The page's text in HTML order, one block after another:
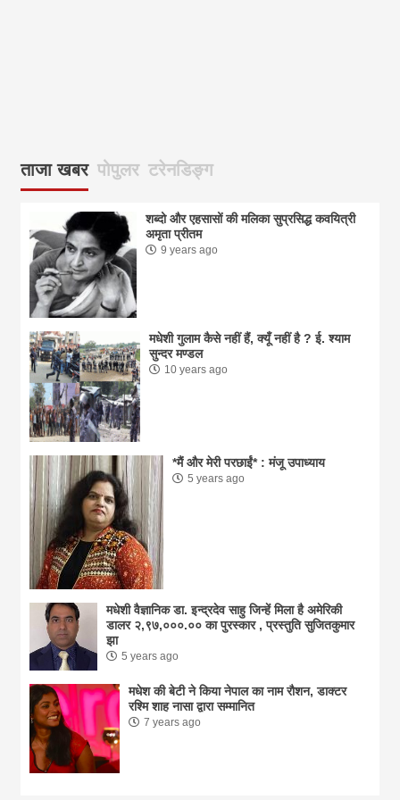
ताजा खबर पोपुलर टरेनडिङ्ग
शब्दो और एहसासों की मलिका सुप्रसिद्ध कवयित्री
अमृता प्रीतम
9 years ago
मधेशी गुलाम कैसे नहीं हैं, क्यूँ नहीं है ? ई. श्याम
सुन्दर मण्डल
10 years ago
*मैं और मेरी परछाईं* : मंजू उपाध्याय
5 years ago
मधेशी वैज्ञानिक डा. इन्द्रदेव साहु जिन्हें मिला है अमेरिकी
डालर २,९७,०००.०० का पुरस्कार , प्रस्तुति सुजितकुमार
झा
5 years ago
मधेश की बेटी ने किया नेपाल का नाम राैशन, डाक्टर
रश्मि शाह नासा द्वारा सम्मानित
7 years ago